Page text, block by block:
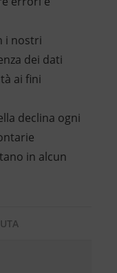
i nostri
dei dati
ai fini
declina ogni
in alcun